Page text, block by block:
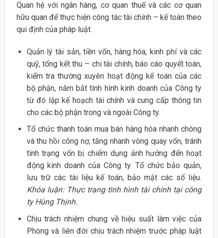
Quan hệ với ngân hàng, cơ quan thuế và các cơ quan
hữu quan để thực hiện công tác tài chính – kế toán theo
qui định của pháp luật.
Quản lý tài sản, tiền vốn, hàng hóa, kinh phí và các
quỹ, tổng kết thu – chi tài chính, báo cáo quyết toán,
kiểm tra thường xuyên hoạt động kế toán của các
bộ phận, nắm bắt tình hình kinh doanh của Công ty
từ đó lập kế hoạch tài chính và cung cấp thông tin
cho các bộ phận trong và ngoài Công ty.
Tổ chức thanh toán mua bán hàng hóa nhanh chóng
và thu hồi công nợ, tăng nhanh vòng quay vốn, tránh
tình trạng vốn bị chiếm dụng ảnh hưởng đến hoạt
động kinh doanh của Công ty. Tổ chức bảo quản,
lưu trữ các tài liệu kế toán, bảo mật các số liệu.
Khóa luận: Thực trạng tình hình tài chính tại công
ty Hùng Thịnh.
Chịu trách nhiệm chung về hiệu suất làm việc của
Phòng và liên đới chịu trách nhiệm trước pháp luật